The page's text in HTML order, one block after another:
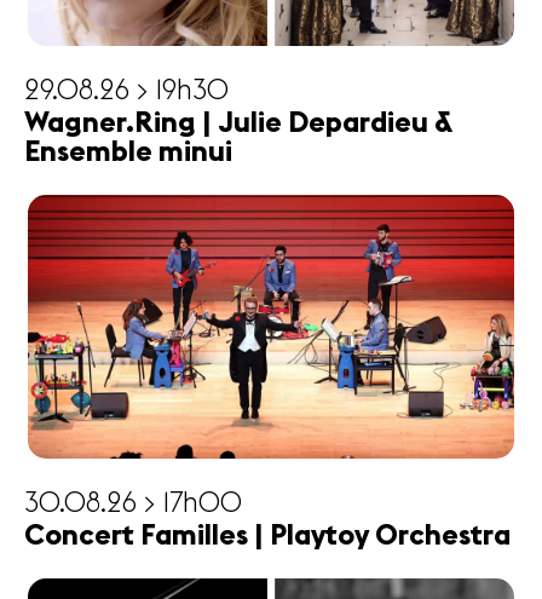
29.08.26 > 19h30
Wagner.Ring | Julie Depardieu &
Ensemble minui
30.08.26 > 17h00
Concert Familles | Playtoy Orchestra